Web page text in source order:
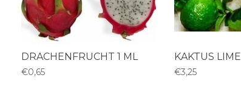
DRACHENFRUCHT 1 ML
€0,65
KAKTUS LIME
€3,25